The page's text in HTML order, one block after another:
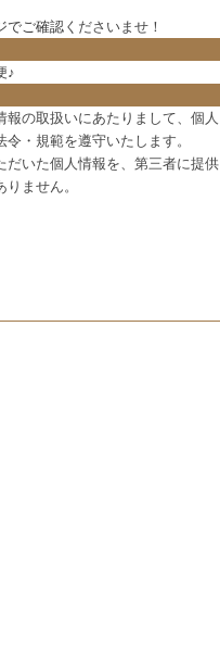
でご確認くださいませ！
♪
報の取扱いにあたりまして、個人
・規範を遵守いたします。
だいた個人情報を、第三者に提供
ません。